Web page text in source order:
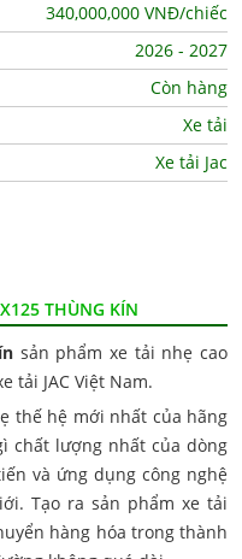
340,000,000 VNĐ/chiếc
2026 - 2027
Còn hàng
Xe tải
Xe tải Jac
THÙNG KÍN
sản phẩm xe tải nhẹ cao
tải JAC Việt Nam.
thế hệ mới nhất của hãng
chất lượng nhất của dòng
và ứng dụng công nghệ
Tạo ra sản phẩm xe tải
hàng hóa trong thành